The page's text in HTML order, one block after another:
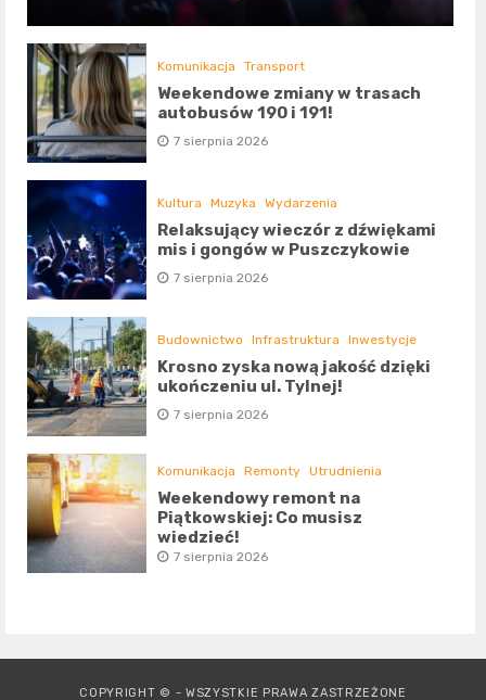
Komunikacja Transport
Weekendowe zmiany w trasach
autobusów 190 i 191!
7 sierpnia 2026
Kultura Muzyka Wydarzenia
Relaksujący wieczór z dźwiękami
mis i gongów w Puszczykowie
7 sierpnia 2026
Budownictwo Infrastruktura Inwestycje
Krosno zyska nową jakość dzięki
ukończeniu ul. Tylnej!
7 sierpnia 2026
Komunikacja Remonty Utrudnienia
Weekendowy remont na
Piątkowskiej: Co musisz
wiedzieć!
7 sierpnia 2026
COPYRIGHT © - WSZYSTKIE PRAWA ZASTRZEŻONE